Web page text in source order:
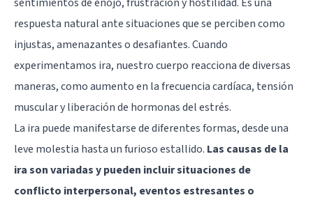
respuesta natural ante situaciones que se perciben como
injustas, amenazantes o desafiantes. Cuando
experimentamos ira, nuestro cuerpo reacciona de diversas
maneras, como aumento en la frecuencia cardíaca, tensión
muscular y liberación de hormonas del estrés.
La ira puede manifestarse de diferentes formas, desde una
leve molestia hasta un furioso estallido. Las causas de la
ira son variadas y pueden incluir situaciones de
conflicto interpersonal, eventos estresantes o